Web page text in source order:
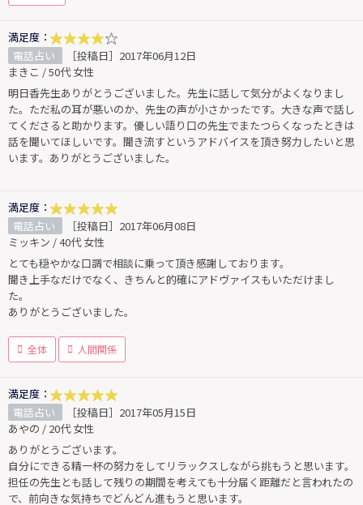
満足度：
電話占い
［投稿日］2017年06月12日
まきこ / 50代 女性
明日香先生ありがとうございました。先生に話して気分がよくなりまし
た。ただ私の耳が悪いのか、先生の声が小さかったです。大きな声で話し
てくださると助かります。優しい語り口の先生でまたつらくなったときは
話を聞いてほしいです。聞き流すというアドバイスを頂き努力したいと思
います。ありがとうございました。
満足度：
電話占い
［投稿日］2017年06月08日
ミッキン / 40代 女性
とても穏やかな口調で相談に乗って頂き感謝しております。
聞き上手なだけでなく、きちんと的確にアドヴァイスもいただけまし
た。
ありがとうございました。
全体 人間関係
満足度：
電話占い
［投稿日］2017年05月15日
あやの / 20代 女性
ありがとうございます。
自分にできる精一杯の努力をしてリラックスしながら挑もうと思います。
担任の先生とも話して残りの期間を考えても十分届く距離だと言われたの
で、前向きな気持ちでどんどん進もうと思います。